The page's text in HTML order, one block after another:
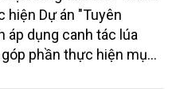
Dự án "Tuyên
áp dụng canh tác lúa
phần thực hiện mục